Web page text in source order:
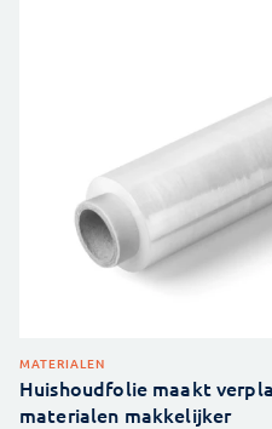
MATERIALEN
Huishoudfolie maakt
materialen makkelijker